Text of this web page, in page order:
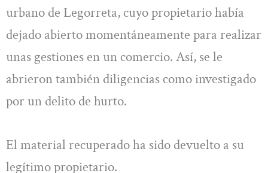
urbano de Legorreta, cuyo propietario había
dejado abierto momentáneamente para realizar
unas gestiones en un comercio. Así, se le
abrieron también diligencias como investigado
por un delito de hurto.
El material recuperado ha sido devuelto a su
legítimo propietario.